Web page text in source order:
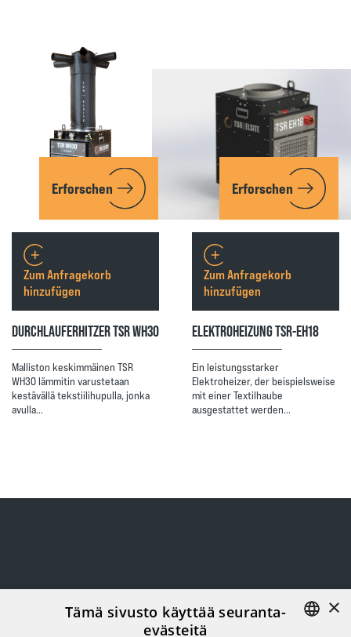
Erforschen
DURCHLAUFERHITZER TSR WH30
Malliston keskimmäinen TSR
WH30 lämmitin varustetaan
kestävällä tekstiilihupulla, jonka
avulla…
Zum Anfragekorb
hinzufügen
Erforschen
ELEKTROHEIZUNG TSR-EH18
Ein leistungsstarker
Elektroheizer, der beispielsweise
mit einer Textilhaube
ausgestattet werden…
Zum Anfragekorb
hinzufügen
×
Tämä sivusto käyttää seuranta-
evästeitä